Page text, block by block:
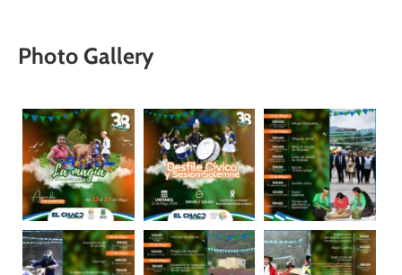
Photo Gallery